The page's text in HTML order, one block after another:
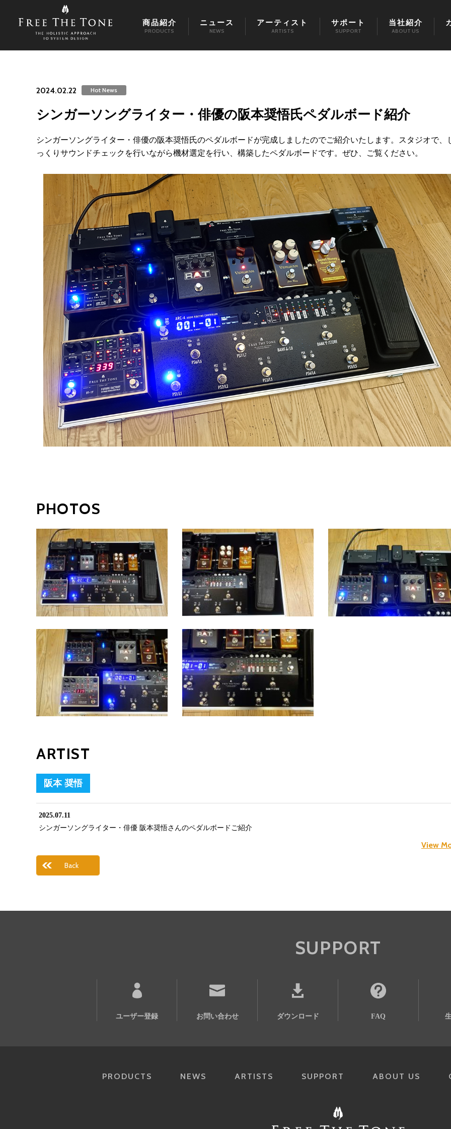
商品紹介
PRODUCTS
ニュース
NEWS
アーティスト
ARTISTS
サポート
SUPPORT
当社紹介
ABOUT US
2024.02.22 Hot News
シンガーソングライター・俳優の阪本奨悟氏ペダルボード紹介
シンガーソングライター・俳優の阪本奨悟氏のペダルボードが完成しましたのでご紹介いたします。スタジオで、
っくりサウンドチェックを行いながら機材選定を行い、構築したペダルボードです。ぜひ、ご覧ください。
PHOTOS
ARTIST
阪本 奨悟
2025.07.11
シンガーソングライター・俳優 阪本奨悟さんのペダルボードご紹介
View
Back
SUPPORT
ユーザー登録 お問い合わせ ダウンロード FAQ
PRODUCTS NEWS ARTISTS SUPPORT ABOUT US